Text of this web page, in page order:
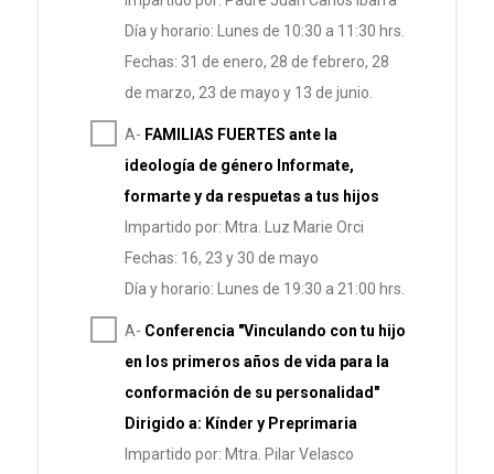
Día y horario: Lunes de 10:30 a 11:30 hrs.
Fechas: 31 de enero, 28 de febrero, 28
de marzo, 23 de mayo y 13 de junio.
A- FAMILIAS FUERTES ante la
ideología de género Informate,
formarte y da respuetas a tus hijos
Impartido por: Mtra. Luz Marie Orci
Fechas: 16, 23 y 30 de mayo
Día y horario: Lunes de 19:30 a 21:00 hrs.
A- Conferencia "Vinculando con tu hijo
en los primeros años de vida para la
conformación de su personalidad"
Dirigido a: Kínder y Preprimaria
Impartido por: Mtra. Pilar Velasco